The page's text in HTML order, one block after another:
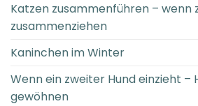
Katzen zusammenführen – wenn
zusammenziehen
Kaninchen im Winter
Wenn ein zweiter Hund einzieht –
gewöhnen